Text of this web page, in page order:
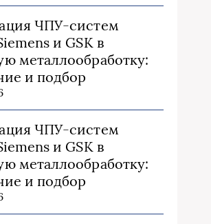
ЧПУ-систем
и GSK в
металлообработку:
и подбор
ЧПУ-систем
и GSK в
металлообработку:
и подбор